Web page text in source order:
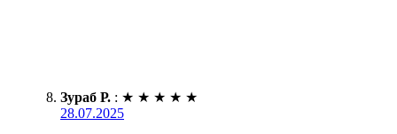
Зураб Р. : ★ ★ ★ ★ ★
28.07.2025